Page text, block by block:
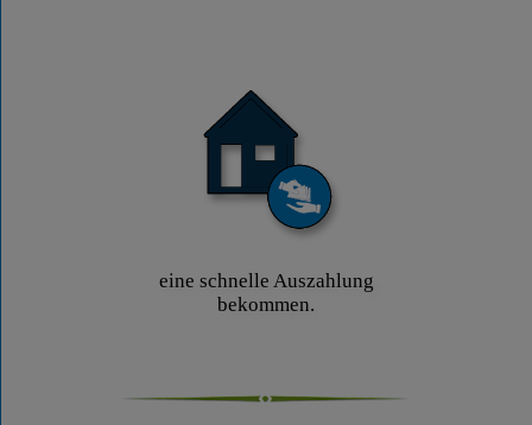
eine schnelle Auszahlung
bekommen.